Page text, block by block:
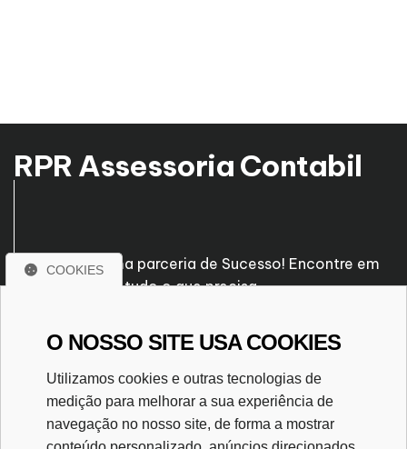
RPR Assessoria Contabil
Venha fazer uma parceria de Sucesso! Encontre em
nossa empresa tudo o que precisa.
Rua Santo Antônio, nº 260
Vila Perin - Lins - SP
CEP. 16400-535
(14) 3532-6833
(14) 9 9698-0194
COOKIES
O NOSSO SITE USA COOKIES
Utilizamos cookies e outras tecnologias de
medição para melhorar a sua experiência de
navegação no nosso site, de forma a mostrar